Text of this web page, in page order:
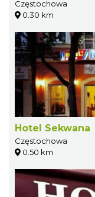
Częstochowa
0.30 km
Hotel Sekwana
Częstochowa
0.50 km